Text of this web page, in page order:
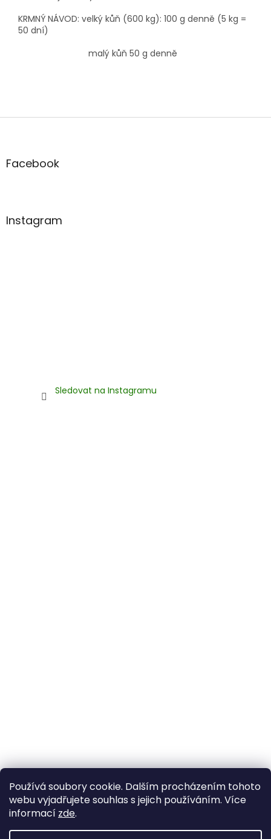
Používá soubory cookie. Dalším procházením tohoto
webu vyjadřujete souhlas s jejich používáním. Více
informací zde.
KRMNÝ NÁVOD: velký kůň (600 kg): 100 g denně (5 kg =
50 dní)
malý kůň 50 g denně
Z
aFacebook
Instagram
Sledovat na Instagramu